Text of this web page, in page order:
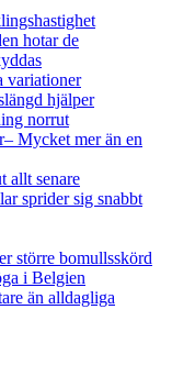
hotar de
variationer
hjälper
norrut
Mycket mer än en
allt senare
sprider sig snabbt
större bomullsskörd
i Belgien
än alldagliga